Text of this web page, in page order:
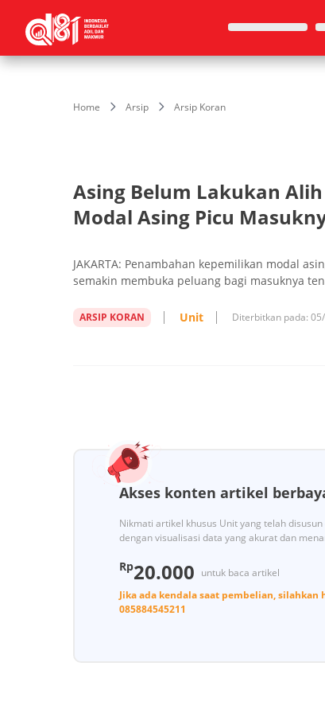
Home Arsip Arsip Koran
Asing Belum Lakukan
Modal Asing Picu
JAKARTA: Penambahan kepemilikan modal
semakin membuka peluang bagi masuknya
ARSIP KORAN Unit Diterbitkan pada:
Akses konten artikel
Nikmati artikel khusus Unit yang telah
dengan visualisasi data yang akurat dan
Rp20.000 untuk baca artikel
Jika ada kendala saat pembelian, silahkan
085884545211